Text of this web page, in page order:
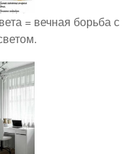
= вечная борьба с